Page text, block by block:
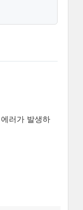
러가 발생하